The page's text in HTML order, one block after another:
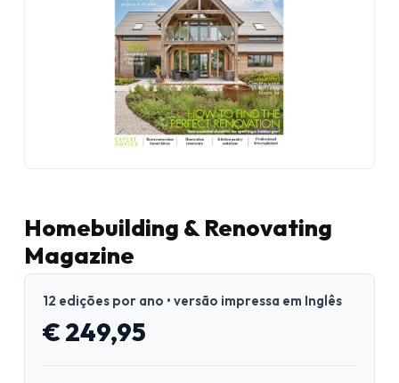
Homebuilding & Renovating
Magazine
12 edições por ano • versão impressa em Inglês
€ 249,95